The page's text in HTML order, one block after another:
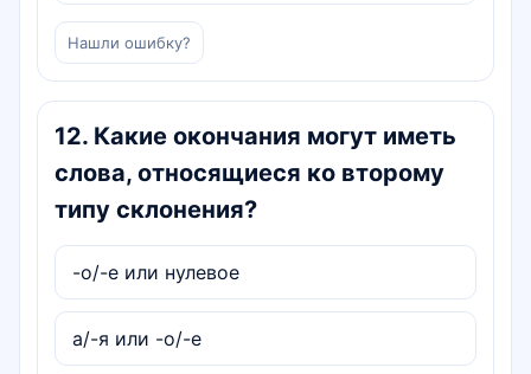
Нашли ошибку?
12. Какие окончания могут иметь
слова, относящиеся ко второму
типу склонения?
-о/-е или нулевое
а/-я или -о/-е